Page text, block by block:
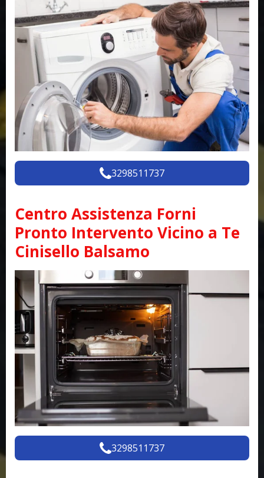
3298511737
Centro Assistenza Forni
Pronto Intervento Vicino a Te
Cinisello Balsamo
3298511737